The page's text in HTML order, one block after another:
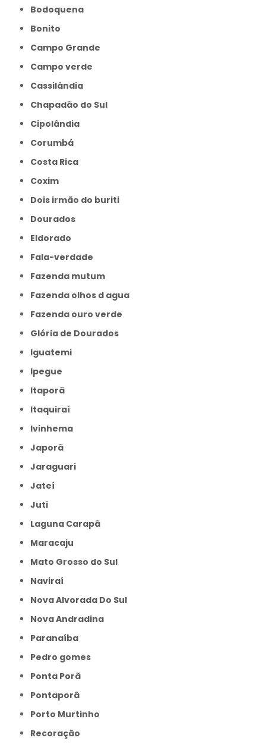
Bodoquena
Bonito
Campo Grande
Campo verde
Cassilândia
Chapadão do Sul
Cipolândia
Corumbá
Costa Rica
Coxim
Dois irmão do buriti
Dourados
Eldorado
Fala-verdade
Fazenda mutum
Fazenda olhos d agua
Fazenda ouro verde
Glória de Dourados
Iguatemi
Ipegue
Itaporã
Itaquiraí
Ivinhema
Japorã
Jaraguari
Jateí
Juti
Laguna Carapã
Maracaju
Mato Grosso do Sul
Naviraí
Nova Alvorada Do Sul
Nova Andradina
Paranaíba
Pedro gomes
Ponta Porã
Pontaporâ
Porto Murtinho
Recoração